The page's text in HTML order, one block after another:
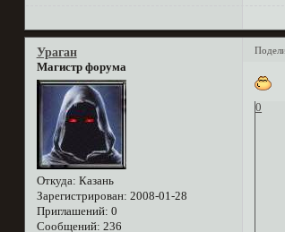
Ураган
Магистр форума
Откуда: Казань
Зарегистрирован: 2008-01-28
Приглашений: 0
Сообщений: 236
0